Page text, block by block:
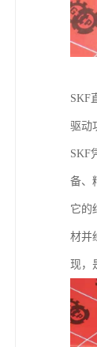
SKF
驱动
SKF
备、
它的
材并
现，